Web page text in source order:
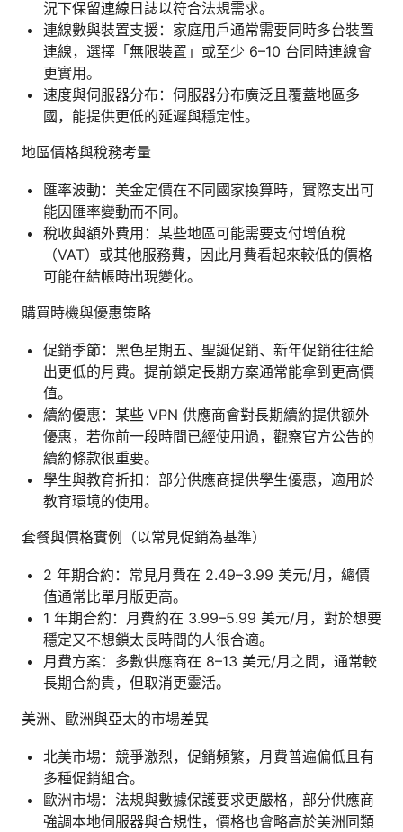
況下保留連線日誌以符合法規需求。
連線數與裝置支援：家庭用戶通常需要同時多台裝置
連線，選擇「無限裝置」或至少 6–10 台同時連線會
更實用。
速度與伺服器分布：伺服器分布廣泛且覆蓋地區多
國，能提供更低的延遲與穩定性。
地區價格與稅務考量
匯率波動：美金定價在不同國家換算時，實際支出可
能因匯率變動而不同。
稅收與額外費用：某些地區可能需要支付增值稅
（VAT）或其他服務費，因此月費看起來較低的價格
可能在結帳時出現變化。
購買時機與優惠策略
促銷季節：黑色星期五、聖誕促銷、新年促銷往往給
出更低的月費。提前鎖定長期方案通常能拿到更高價
值。
續約優惠：某些 VPN 供應商會對長期續約提供额外
優惠，若你前一段時間已經使用過，觀察官方公告的
續約條款很重要。
學生與教育折扣：部分供應商提供學生優惠，適用於
教育環境的使用。
套餐與價格實例（以常見促銷為基準）
2 年期合約：常見月費在 2.49–3.99 美元/月，總價
值通常比單月版更高。
1 年期合約：月費約在 3.99–5.99 美元/月，對於想要
穩定又不想鎖太長時間的人很合適。
月費方案：多數供應商在 8–13 美元/月之間，通常較
長期合約貴，但取消更靈活。
美洲、歐洲與亞太的市場差異
北美市場：競爭激烈，促銷頻繁，月費普遍偏低且有
多種促銷組合。
歐洲市場：法規與數據保護要求更嚴格，部分供應商
強調本地伺服器與合規性，價格也會略高於美洲同類